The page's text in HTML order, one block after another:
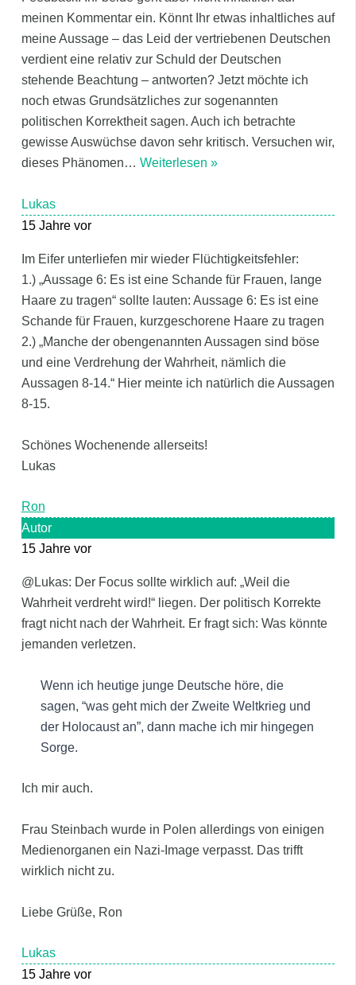
meinen Kommentar ein. Könnt Ihr etwas inhaltliches auf
meine Aussage – das Leid der vertriebenen Deutschen
verdient eine relativ zur Schuld der Deutschen
stehende Beachtung – antworten? Jetzt möchte ich
noch etwas Grundsätzliches zur sogenannten
politischen Korrektheit sagen. Auch ich betrachte
gewisse Auswüchse davon sehr kritisch. Versuchen wir,
dieses Phänomen… Weiterlesen »
Lukas
15 Jahre vor
Im Eifer unterliefen mir wieder Flüchtigkeitsfehler:
1.) „Aussage 6: Es ist eine Schande für Frauen, lange
Haare zu tragen“ sollte lauten: Aussage 6: Es ist eine
Schande für Frauen, kurzgeschorene Haare zu tragen
2.) „Manche der obengenannten Aussagen sind böse
und eine Verdrehung der Wahrheit, nämlich die
Aussagen 8-14.“ Hier meinte ich natürlich die Aussagen
8-15.
Schönes Wochenende allerseits!
Lukas
Ron
Autor
15 Jahre vor
@Lukas: Der Focus sollte wirklich auf: „Weil die
Wahrheit verdreht wird!“ liegen. Der politisch Korrekte
fragt nicht nach der Wahrheit. Er fragt sich: Was könnte
jemanden verletzen.
Wenn ich heutige junge Deutsche höre, die
sagen, “was geht mich der Zweite Weltkrieg und
der Holocaust an”, dann mache ich mir hingegen
Sorge.
Ich mir auch.
Frau Steinbach wurde in Polen allerdings von einigen
Medienorganen ein Nazi-Image verpasst. Das trifft
wirklich nicht zu.
Liebe Grüße, Ron
Lukas
15 Jahre vor